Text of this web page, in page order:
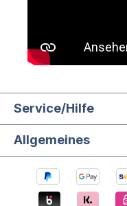
Service/Hilfe
Allgemeines